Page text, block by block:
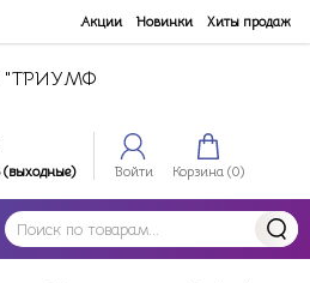
Акции Новинки Хиты продаж
Войти Корзина (0)